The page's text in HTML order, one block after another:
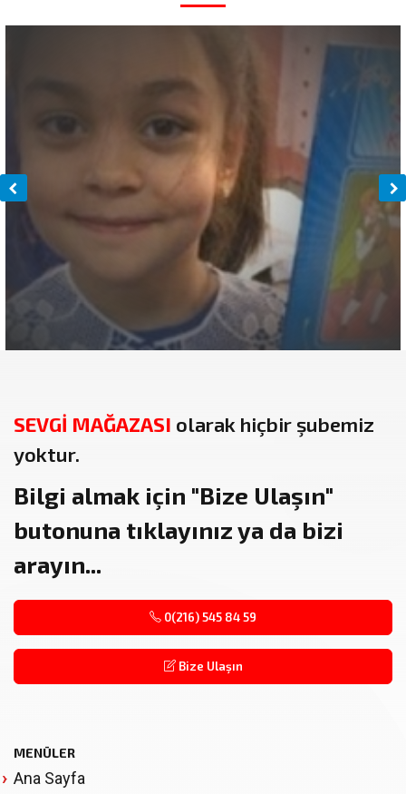
SEVGİ MAĞAZASI olarak hiçbir şubemiz
yoktur.
Bilgi almak için "Bize Ulaşın"
butonuna tıklayınız ya da bizi
arayın...
0(216) 545 84 59
Bize Ulaşın
MENÜLER
Ana Sayfa